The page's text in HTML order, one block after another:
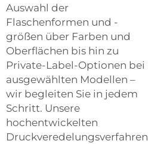
Auswahl der
Flaschenformen und -
größen über Farben und
Oberflächen bis hin zu
Private-Label-Optionen bei
ausgewählten Modellen –
wir begleiten Sie in jedem
Schritt. Unsere
hochentwickelten
Druckveredelungsverfahren